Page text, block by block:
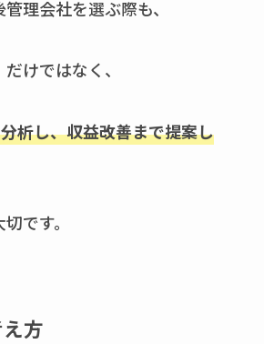
理会社を選ぶ際も、
けではなく、
析し、収益改善まで提案し
です。
方